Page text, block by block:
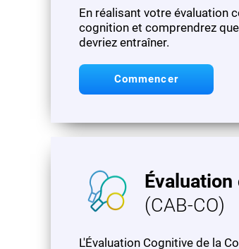
En réalisant votre évaluation
cognition et comprendrez
devriez entraîner.
Commencer
(CAB-CO)
L'Évaluation Cognitive de la